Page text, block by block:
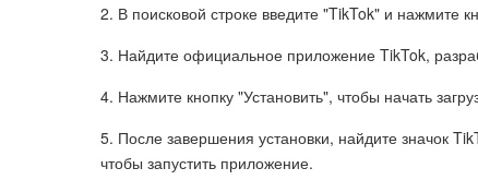
2. В поисковой строке введите "TikTok" и нажмите
3. Найдите официальное приложение TikTok,
4. Нажмите кнопку "Установить", чтобы начать
5. После завершения установки, найдите значок
чтобы запустить приложение.